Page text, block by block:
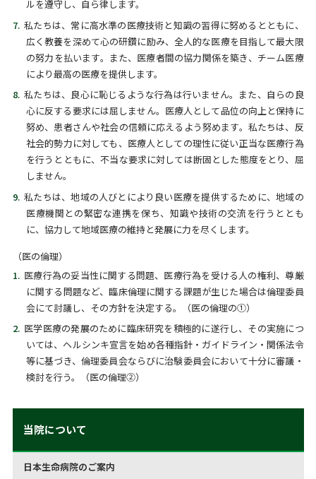
ルを遵守し、自ら律します。
私たちは、常に高水準の医療技術と知識の習得に努めるとともに、
広く教養を深めて心の研鑽に励み、全人的な医療を目指して最大限
の努力を払います。また、医療者間の協力関係を築き、チーム医療
により最高の医療を提供します。
私たちは、良心に恥じるような行為は行いません。また、自らの良
心に反する要求には屈しません。医療人として品位の向上と保持に
努め、患者さんや社会の信頼に応えるよう努めます。私たちは、反
社会的勢力に対しても、医療人としての理性に従い正当な医療行為
を行うとともに、不当な要求に対しては断固とした態度をとり、屈
しません。
私たちは、地域の人びとにより良い医療を提供するために、地域の
医療機関との緊密な連携を保ち、知識や技術の交流を行うととも
に、協力して地域医療の維持と発展に力を尽くします。
（医の倫理）
医療行為の妥当性に関する問題、医療行為を受ける人の権利、尊厳
に関する問題など、臨床倫理に関する課題が生じた場合は倫理委員
会にて討議し、その方針を決定する。（医の倫理の①）
医学医療の発展のために臨床研究を積極的に遂行し、その実施につ
いては、ヘルシンキ宣言を始め各種指針・ガイドライン・関係法令
等に基づき、倫理委員会ならびに治験委員会において十分に審議・
検討を行う。（医の倫理②）
当院について
日本生命病院のご案内